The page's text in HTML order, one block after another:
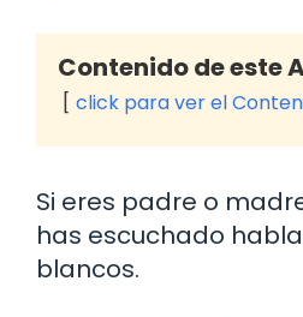
Contenido de este
click para ver el
Si eres padre o
has escuchado
blancos.